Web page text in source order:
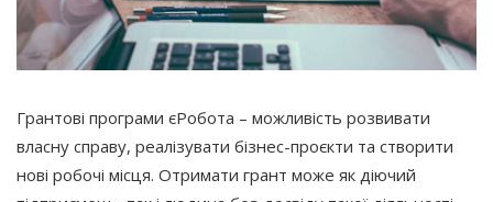
Грантові програми єРобота – можливість розвивати
власну справу, реалізувати бізнес-проєкти та створити
нові робочі місця. Отримати грант може як діючий